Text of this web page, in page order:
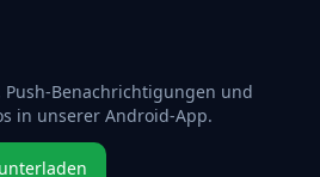
Push-Benachrichtigungen und
in unserer Android-App.